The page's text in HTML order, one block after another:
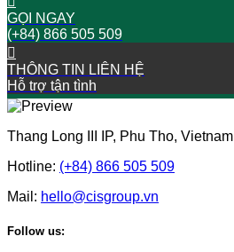
GỌI NGAY
(+84) 866 505 509
THÔNG TIN LIÊN HỆ
Hỗ trợ tận tình
Thang Long III IP, Phu Tho, Vietnam
Hotline: (+84) 866 505 509
Mail: hello@cisgroup.vn
Follow us: